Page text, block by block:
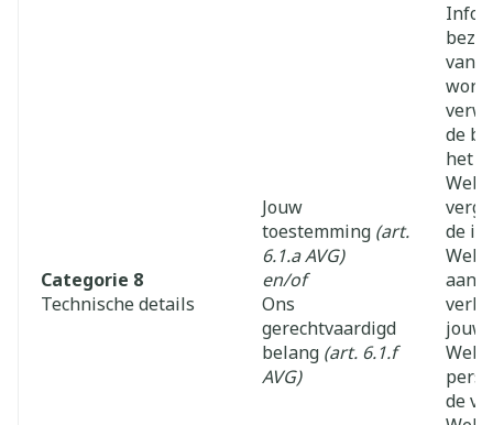
Categorie 8
Technische details
Jouw
toestemming (art.
6.1.a AVG)
en/of
Ons
gerechtvaardigd
belang (art. 6.1.f
AVG)
van
de
het
de
aan
jouw
de